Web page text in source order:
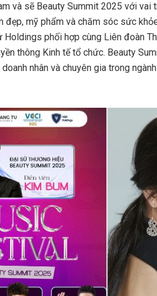
và sẽ Beauty Summit 2025 với
đẹp, mỹ phẩm và chăm sóc sức
phối hợp cùng Liên đoàn
thông Kinh tế tổ chức. Beauty
nhân và chuyên gia trong